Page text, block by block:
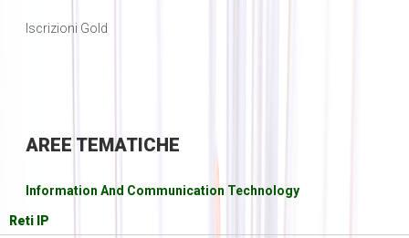
Iscrizioni Gold
AREE TEMATICHE
Information And Communication Technology
Reti IP